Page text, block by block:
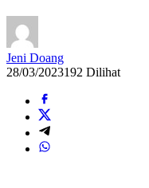
Jeni Doang
28/03/2023192 Dilihat